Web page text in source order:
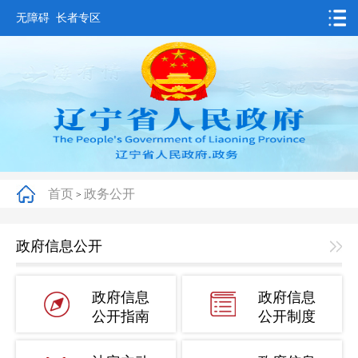
无障碍 长者专区
要闻动态
政务公开
互动交流
首页 > 政务公开
政府信息公开
政府信息
公开指南
政府信息
公开制度